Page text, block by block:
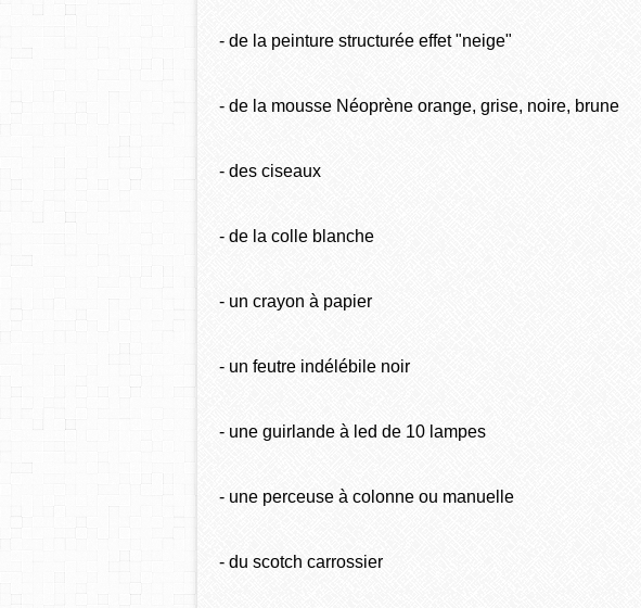
- de la peinture structurée effet "neige"
- de la mousse Néoprène orange, grise, noire, brune
- des ciseaux
- de la colle blanche
- un crayon à papier
- un feutre indélébile noir
- une guirlande à led de 10 lampes
- une perceuse à colonne ou manuelle
- du scotch carrossier